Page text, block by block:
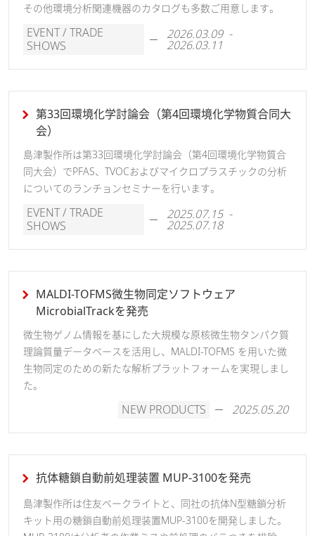
その他環境分析関連機器のカタログも多数ご用意します。
EVENT / TRADE
SHOWS
2026.03.09 -
2026.03.11
第33回環境化学討論会（第4回環境化学物質合同大
会）
島津製作所は第33回環境化学討論会（第4回環境化学物質合
同大会）でPFAS、TVOCおよびマイクロプラスチックの分析
についてのランチョンセミナーを行います。
EVENT / TRADE
SHOWS
2025.07.15 -
2025.07.18
MALDI-TOFMS微生物同定ソフトウェア
MicrobialTrackを発売
微生物ゲノム情報を基にした大規模な原核微生物タンパク質
理論質量データベースを活用し、MALDI-TOFMS を用いた微
生物同定のための新たな解析プラットフォームを実現しまし
た。
NEW PRODUCTS 2025.05.20
抗体糖鎖自動前処理装置 MUP-3100を発売
島津製作所は住友ベークライトと、同社の抗体N型糖鎖分析
キット用の糖鎖自動前処理装置MUP-3100を開発しました。